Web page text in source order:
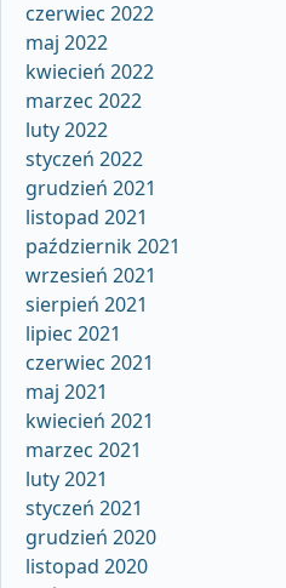
czerwiec 2022
maj 2022
kwiecień 2022
marzec 2022
luty 2022
styczeń 2022
grudzień 2021
listopad 2021
październik 2021
wrzesień 2021
sierpień 2021
lipiec 2021
czerwiec 2021
maj 2021
kwiecień 2021
marzec 2021
luty 2021
styczeń 2021
grudzień 2020
listopad 2020